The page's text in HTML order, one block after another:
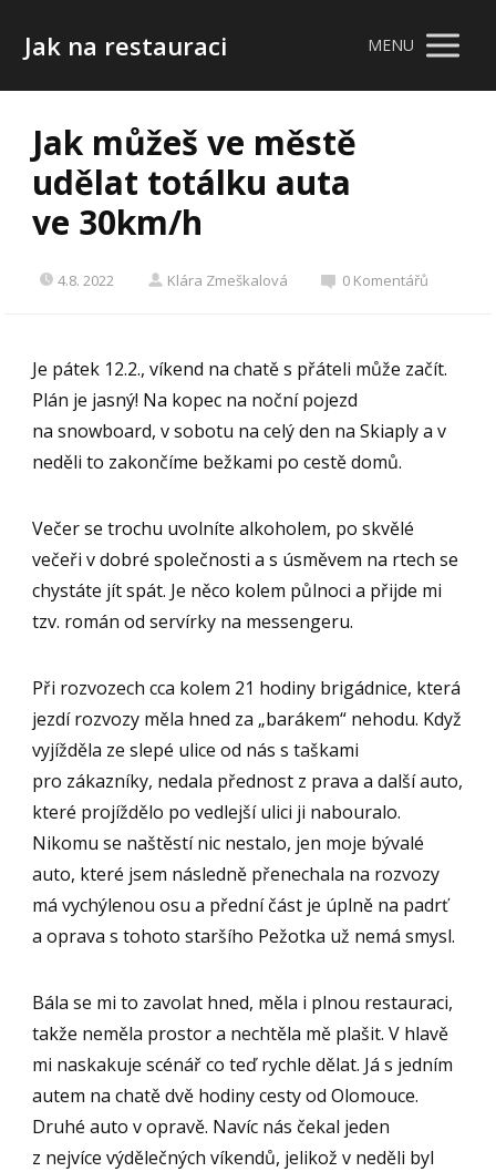
Jak na restauraci MENU
Jak můžeš ve městě
udělat totálku auta
ve 30km/h
4.8. 2022 Klára Zmeškalová 0 Komentářů
Je pátek 12.2., víkend na chatě s přáteli může začít.
Plán je jasný! Na kopec na noční pojezd
na snowboard, v sobotu na celý den na Skiaply a v
neděli to zakončíme bežkami po cestě domů.
Večer se trochu uvolníte alkoholem, po skvělé
večeři v dobré společnosti a s úsměvem na rtech se
chystáte jít spát. Je něco kolem půlnoci a přijde mi
tzv. román od servírky na messengeru.
Při rozvozech cca kolem 21 hodiny brigádnice, která
jezdí rozvozy měla hned za „barákem“ nehodu. Když
vyjížděla ze slepé ulice od nás s taškami
pro zákazníky, nedala přednost z prava a další auto,
které projíždělo po vedlejší ulici ji nabouralo.
Nikomu se naštěstí nic nestalo, jen moje bývalé
auto, které jsem následně přenechala na rozvozy
má vychýlenou osu a přední část je úplně na padrť
a oprava s tohoto staršího Pežotka už nemá smysl.
Bála se mi to zavolat hned, měla i plnou restauraci,
takže neměla prostor a nechtěla mě plašit. V hlavě
mi naskakuje scénář co teď rychle dělat. Já s jedním
autem na chatě dvě hodiny cesty od Olomouce.
Druhé auto v opravě. Navíc nás čekal jeden
z nejvíce výdělečných víkendů, jelikož v neděli byl